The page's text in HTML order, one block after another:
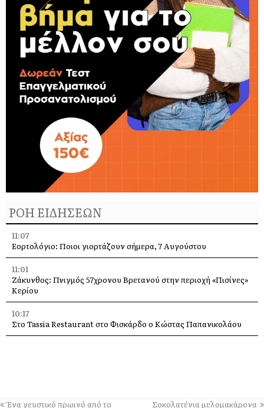
ΡΟΗ ΕΙΔΗΣΕΩΝ
11:07
Εορτολόγιο: Ποιοι γιορτάζουν σήμερα, 7 Αυγούστου
11:01
Ζάκυνθος: Πνιγμός 57χρονου Βρετανού στην περιοχή «Πισίνες»
Κερίου
10:17
Στο Tassia Restaurant στο Φισκάρδο ο Κώστας Παπανικολάου
Ιστορική πρόκριση για την Κεφαλονιά: Ο Χάρης Αλιβιζάτος στον
Ένα γευστικό πρωινό από το Σοκολατένια μελομακάρονα